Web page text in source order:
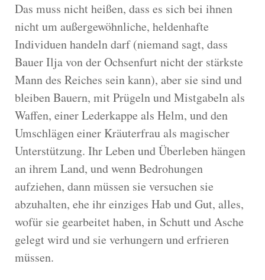
Das muss nicht heißen, dass es sich bei ihnen
nicht um außergewöhnliche, heldenhafte
Individuen handeln darf (niemand sagt, dass
Bauer Ilja von der Ochsenfurt nicht der stärkste
Mann des Reiches sein kann), aber sie sind und
bleiben Bauern, mit Prügeln und Mistgabeln als
Waffen, einer Lederkappe als Helm, und den
Umschlägen einer Kräuterfrau als magischer
Unterstützung. Ihr Leben und Überleben hängen
an ihrem Land, und wenn Bedrohungen
aufziehen, dann müssen sie versuchen sie
abzuhalten, ehe ihr einziges Hab und Gut, alles,
wofür sie gearbeitet haben, in Schutt und Asche
gelegt wird und sie verhungern und erfrieren
müssen.